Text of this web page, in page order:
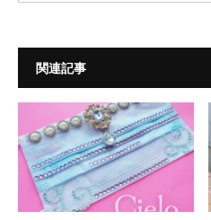
関連記事